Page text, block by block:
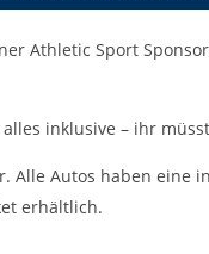
Athletic Sport
inklusive – ihr
Alle Autos haben eine
erhältlich.